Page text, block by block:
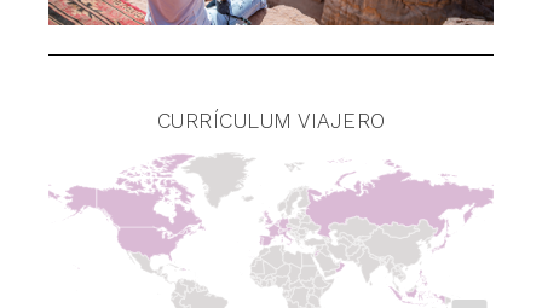
CURRÍCULUM VIAJERO